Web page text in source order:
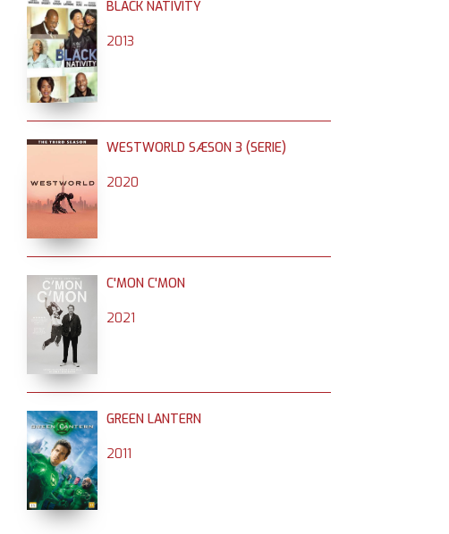
BLACK NATIVITY
2013
WESTWORLD SÆSON 3 (SERIE)
2020
C'MON C'MON
2021
GREEN LANTERN
2011